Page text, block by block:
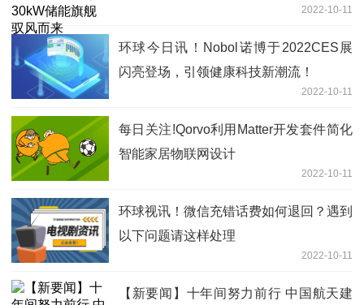
2022-10-11
环球今日讯！Nobol诺博于2022CES展
闪亮登场，引领健康科技新潮流！
2022-10-11
每日关注!Qorvo利用Matter开发套件简化
智能家居物联网设计
2022-10-11
环球视讯！微信充错话费如何退回？遇到
以下问题请这样处理
2022-10-11
【新要闻】十年间努力前行 中国航天建